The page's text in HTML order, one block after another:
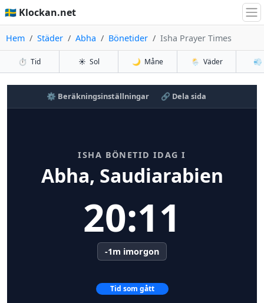
🇸🇪 Klockan.net
Hem Städer Abha Bönetider Isha Prayer Times
⏱️ Tid ☀️ Sol 🌙 Måne 🌦️ Väder 💨
⚙️ Beräkningsinställningar 🔗 Dela sida
ISHA BÖNETID IDAG I
Abha, Saudiarabien
20:11
-1m imorgon
Tid som gått